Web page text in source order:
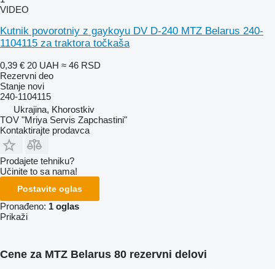
VIDEO
Kutnik povorotniy z gaykoyu DV D-240 MTZ Belarus 240-
1104115 za traktora točkaša
0,39 € 20 UAH ≈ 46 RSD
Rezervni deo
Stanje novi
240-1104115
Ukrajina, Khorostkiv
TOV "Mriya Servis Zapchastini"
Kontaktirajte prodavca
Prodajete tehniku?
Učinite to sa nama!
Postavite oglas
Pronađeno: 1 oglas
Prikaži
Cene za MTZ Belarus 80 rezervni delovi